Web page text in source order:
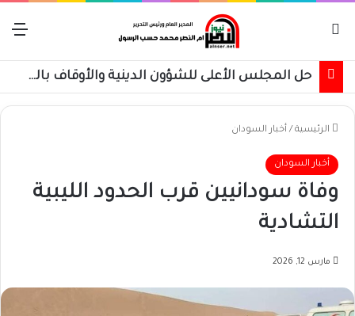
حل المجلس الأعلى للشؤون الدينية والأوقاف بالقضارف
الرئيسية / أخبار السودان
أخبار السودان
وفاة سودانيين قرب الحدود الليبية
التشادية
مارس 12, 2026